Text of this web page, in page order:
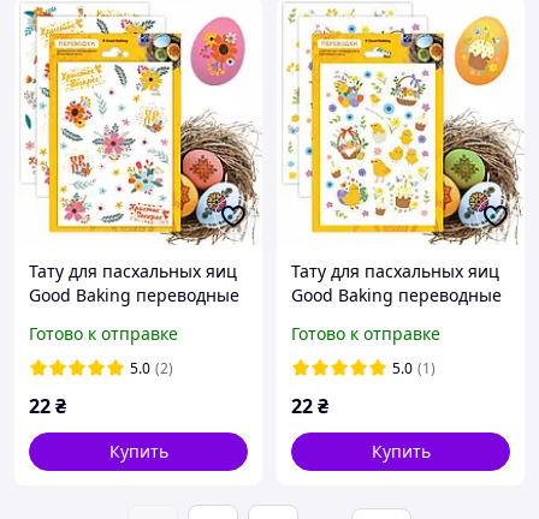
Тату для пасхальных яиц
Good Baking переводные
росписи
Готово к отправке
5.0 (2)
22₴
Купить
Тату для пасхальных яиц
Good Baking переводные
росписи
Готово к отправке
5.0 (1)
22₴
Купить